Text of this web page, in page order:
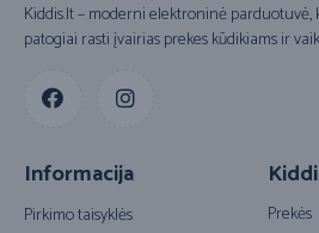
Kiddis.lt – moderni elektroninė parduotuvė,
patogiai rasti įvairias prekes kūdikiams ir
Informacija
Pirkimo taisyklės
Prekės